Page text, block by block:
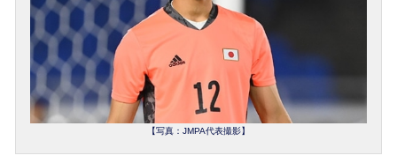
【写真：JMPA代表撮影】